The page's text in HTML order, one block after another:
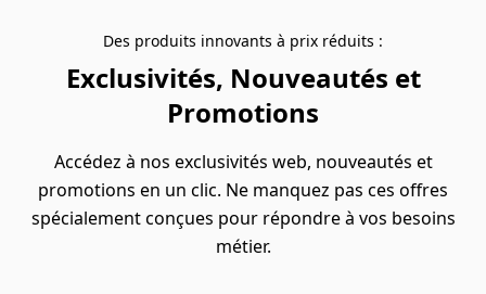
Des produits innovants à prix réduits :
Exclusivités, Nouveautés et
Promotions
Accédez à nos exclusivités web, nouveautés et
promotions en un clic. Ne manquez pas ces offres
spécialement conçues pour répondre à vos besoins
métier.